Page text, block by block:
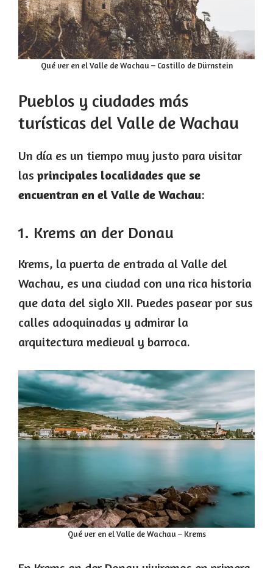
Qué ver en el Valle de Wachau – Castillo de Dürnstein
Pueblos y ciudades más
turísticas del Valle de Wachau
Un día es un tiempo muy justo para visitar
las principales localidades que se
encuentran en el Valle de Wachau:
1. Krems an der Donau
Krems, la puerta de entrada al Valle del
Wachau, es una ciudad con una rica historia
que data del siglo XII. Puedes pasear por sus
calles adoquinadas y admirar la
arquitectura medieval y barroca.
Qué ver en el Valle de Wachau – Krems